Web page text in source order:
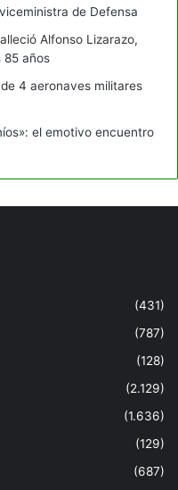
de Defensa
Alfonso Lizarazo,
85 años
4 aeronaves militares
el emotivo encuentro
(431)
(787)
(128)
(2.129)
(1.636)
(129)
(687)